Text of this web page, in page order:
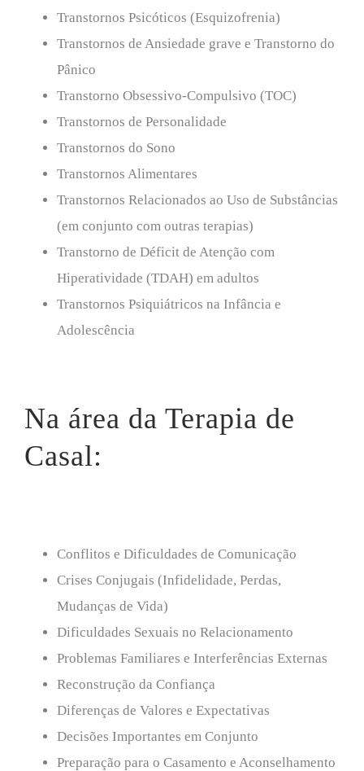
Transtornos Psicóticos (Esquizofrenia)
Transtornos de Ansiedade grave e Transtorno do
Pânico
Transtorno Obsessivo-Compulsivo (TOC)
Transtornos de Personalidade
Transtornos do Sono
Transtornos Alimentares
Transtornos Relacionados ao Uso de Substâncias
(em conjunto com outras terapias)
Transtorno de Déficit de Atenção com
Hiperatividade (TDAH) em adultos
Transtornos Psiquiátricos na Infância e
Adolescência
Na área da Terapia de
Casal:
Conflitos e Dificuldades de Comunicação
Crises Conjugais (Infidelidade, Perdas,
Mudanças de Vida)
Dificuldades Sexuais no Relacionamento
Problemas Familiares e Interferências Externas
Reconstrução da Confiança
Diferenças de Valores e Expectativas
Decisões Importantes em Conjunto
Preparação para o Casamento e Aconselhamento